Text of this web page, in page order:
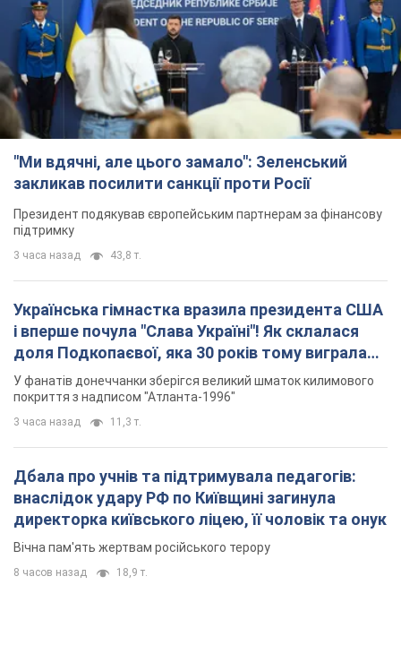
"Ми вдячні, але цього замало": Зеленський
закликав посилити санкції проти Росії
Президент подякував європейським партнерам за фінансову
підтримку
3 часа назад 43,8 т.
Українська гімнастка вразила президента США
і вперше почула "Слава Україні"! Як склалася
доля Подкопаєвої, яка 30 років тому виграла
"золото" Олімпіади
У фанатів донеччанки зберігся великий шматок килимового
покриття з надписом "Атланта-1996"
3 часа назад 11,3 т.
Дбала про учнів та підтримувала педагогів:
внаслідок удару РФ по Київщині загинула
директорка київського ліцею, її чоловік та онук
Вічна пам'ять жертвам російського терору
8 часов назад 18,9 т.